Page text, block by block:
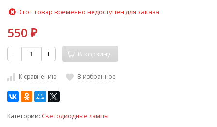
Этот товар временно недоступен для заказа
550 ₽
- + В корзину
К сравнению В избранное
Категории: Светодиодные лампы